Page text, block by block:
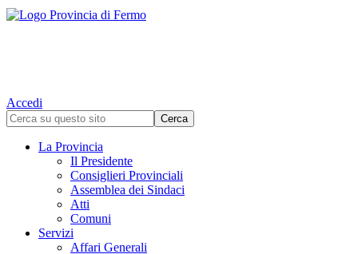
Accedi
La Provincia
Il Presidente
Consiglieri Provinciali
Assemblea dei Sindaci
Atti
Comuni
Servizi
Affari Generali